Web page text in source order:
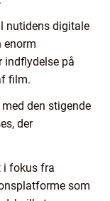
nutidens digitale
enorm
indflydelse på
film.
den stigende
der
i fokus fra
som